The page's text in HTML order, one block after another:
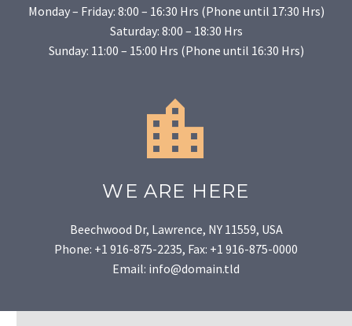
Monday – Friday: 8:00 – 16:30 Hrs (Phone until 17:30 Hrs)
Saturday: 8:00 – 18:30 Hrs
Sunday: 11:00 – 15:00 Hrs (Phone until 16:30 Hrs)


WE ARE HERE
Beechwood Dr, Lawrence, NY 11559, USA
Phone: +1 916-875-2235, Fax: +1 916-875-0000
Email: info@domain.tld